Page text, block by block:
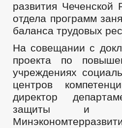
развития Чеченской
отдела программ
баланса трудовых
На совещании с
проекта по
учреждениях
центров
директор
защиты и